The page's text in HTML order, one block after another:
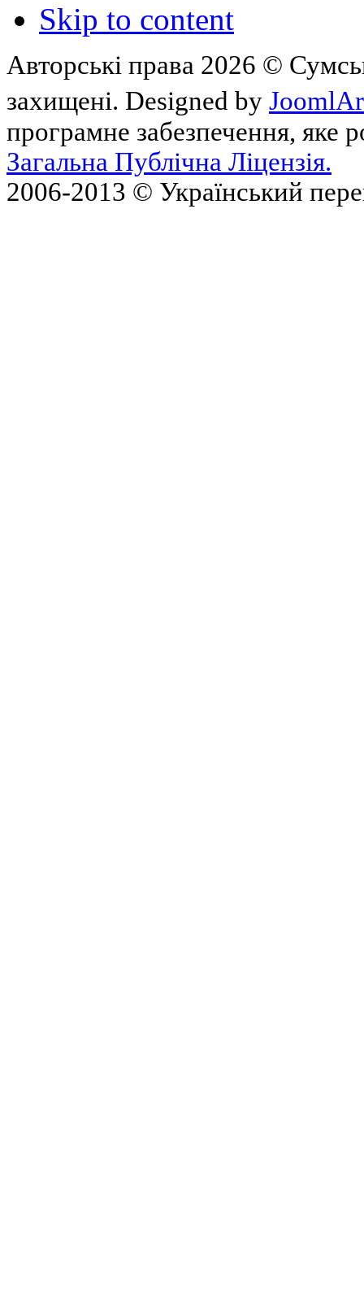
Skip to content
Авторські права 2026 ©
захищені. Designed by
програмне забезпечення, яке
Загальна Публічна Ліцензія.
2006-2013 © Український